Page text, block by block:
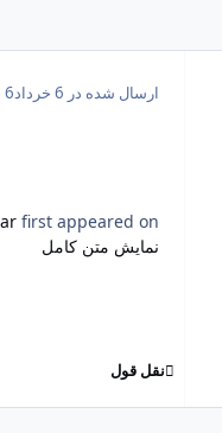
ارسال شده در 6 خرداد 6 خرداد
first appeared on
نمایش متن کامل
نقل قول